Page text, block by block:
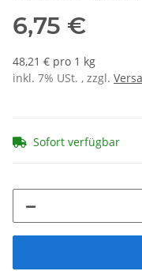
6,75 €
48,21 € pro 1 kg
inkl. 7% USt. , zzgl.
Sofort verfügbar